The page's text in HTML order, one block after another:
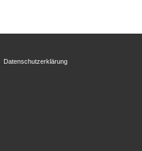
Datenschutzerklärung